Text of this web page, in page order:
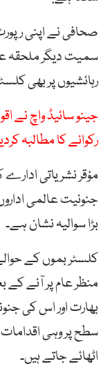
صحافی نے اپنی
سمیت دیگر ملحقہ
رہائشیوں پر بھی
جینو سائیڈ واچ نے
رکوانے کا مطالبہ
مؤقر نشریاتی
جنونیت عالمی
بڑا سوالیہ نشان ہے۔
کلسٹر بموں کے
منظر عام پر آنے کے
بھارت اور اس کی
سطح پر وہی
اٹھائے جاتے ہیں۔